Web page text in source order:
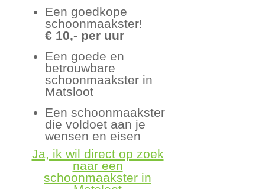
Een goedkope
schoonmaakster!
€ 10,- per uur
Een goede en
betrouwbare
schoonmaakster in
Matsloot
Een schoonmaakster
die voldoet aan je
wensen en eisen
Ja, ik wil direct op zoek
naar een
schoonmaakster in